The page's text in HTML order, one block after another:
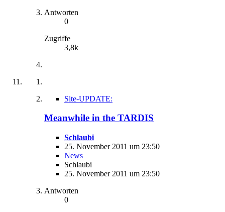
Antworten
0
Zugriffe
3,8k
Site-UPDATE:
Meanwhile in the TARDIS
Schlaubi
25. November 2011 um 23:50
News
Schlaubi
25. November 2011 um 23:50
Antworten
0